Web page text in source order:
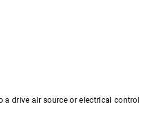
a drive air source or electrical control